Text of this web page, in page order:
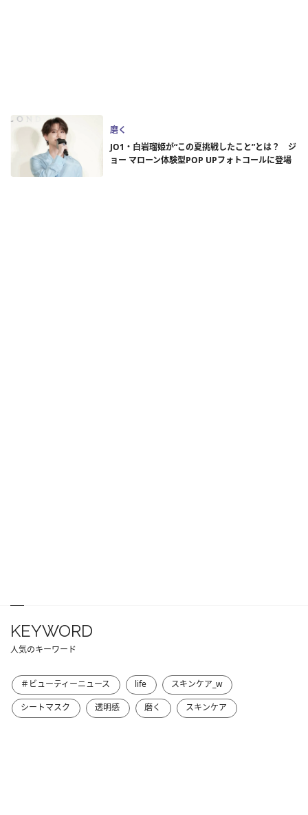
磨く
JO1・白岩瑠姫が“この夏挑戦したこと”とは？ ジ
ョー マローン体験型POP UPフォトコールに登場
KEYWORD
人気のキーワード
＃ビューティーニュース life
スキンケア_w
シートマスク
透明感 磨く スキンケア